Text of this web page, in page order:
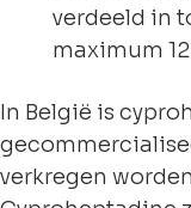
verdeeld in
maximum
In België is
verkregen